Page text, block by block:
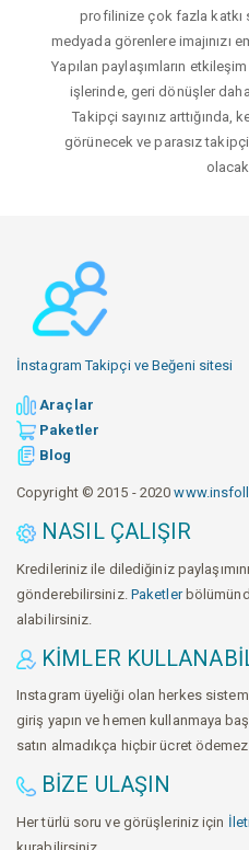
profilinize çok fazla katkı
medyada görenlere imajınızı
Yapılan paylaşımların
işlerinde, geri dönüşler
Takipçi sayınız
görünecek ve parasız takipçi
İnstagram Takipçi ve Beğeni sitesi
Araçlar
Paketler
Blog
Copyright © 2015 - 2020
NASIL ÇALIŞIR
Kredileriniz ile dilediğiniz
gönderebilirsiniz. Paketler
alabilirsiniz.
KIMLER
Instagram üyeliği olan herkes
giriş yapın ve hemen kullanmaya
satın almadıkça hiçbir ücret
BIZE ULAŞIN
Her türlü soru ve görüşleriniz için